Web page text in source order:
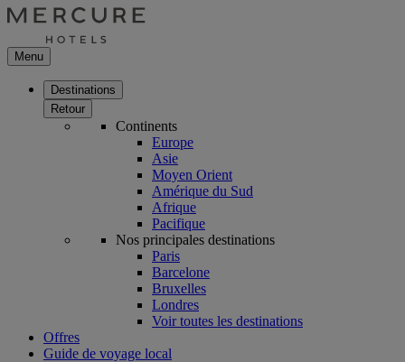
Menu
Destinations
Retour
Continents
Europe
Asie
Moyen Orient
Amérique du Sud
Afrique
Pacifique
Nos principales destinations
Paris
Barcelone
Bruxelles
Londres
Voir toutes les destinations
Offres
Guide de voyage local